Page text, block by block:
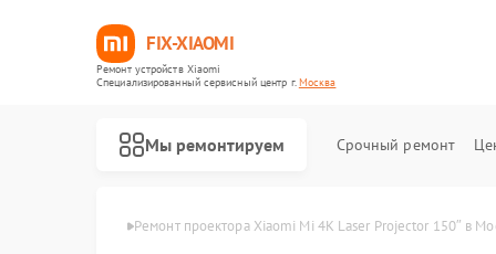
FIX-XIAOMI
Ремонт устройств Xiaomi
Специализированный cервисный центр г.Москва
Мы ремонтируем Срочный ремонт
Xiaomi в Москве Ремонт проектора Xiaomi Mi 4K Laser Projector 150″ в